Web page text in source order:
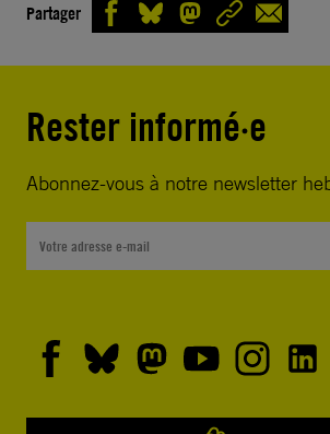
Partager
Rester informé·e
Abonnez-vous à notre newsletter